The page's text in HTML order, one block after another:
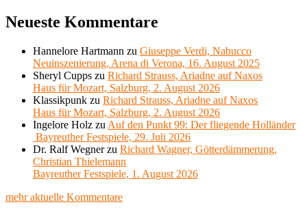
Neueste Kommentare
Hannelore Hartmann zu Giuseppe Verdi, Nabucco
Neuinszenierung, Arena di Verona, 16. August 2025
Sheryl Cupps zu Richard Strauss, Ariadne auf Naxos
Haus für Mozart, Salzburg, 2. August 2026
Klassikpunk zu Richard Strauss, Ariadne auf Naxos
Haus für Mozart, Salzburg, 2. August 2026
Ingelore Holz zu Auf den Punkt 99: Der fliegende Holländer
Bayreuther Festspiele, 29. Juli 2026
Dr. Ralf Wegnerzu Richard Wagner, Götterdämmerung,
Christian Thielemann
Bayreuther Festspiele, 1. August 2026
mehr aktuelle Kommentare